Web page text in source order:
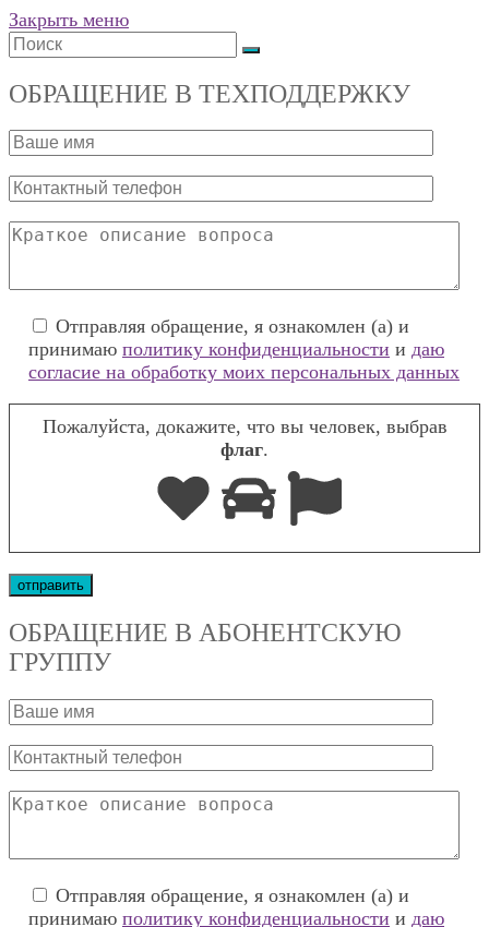
Закрыть меню
ОБРАЩЕНИЕ В ТЕХПОДДЕРЖКУ
Отправляя обращение, я ознакомлен (а) и
принимаю политику конфиденциальности и даю
согласие на обработку моих персональных данных
Пожалуйста, докажите, что вы человек, выбрав
флаг.
ОБРАЩЕНИЕ В АБОНЕНТСКУЮ
ГРУППУ
Отправляя обращение, я ознакомлен (а) и
принимаю политику конфиденциальности и даю